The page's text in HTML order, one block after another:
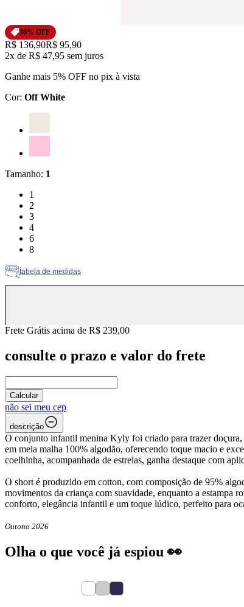
30% OFF
Original price:
R$ 136,90Price:
R$ 95,90
2x de R$ 47,95 sem juros
Ganhe mais 5% OFF no pix à vista
Cor: Off White
Tamanho: 1
Tamanho: 1
1
Tamanho: 2
2
Tamanho: 3
3
Tamanho: 4
4
Tamanho: 6
6
Tamanho: 8
8
tabela de medidas
Frete Grátis acima de R$ 239,00
consulte o prazo e valor do frete
Calcular
não sei meu cep
descrição
O conjunto infantil menina Kyly foi criado para trazer doçura,
em meia malha 100% algodão, oferecendo toque macio e
coelhinha, acompanhada de estrelas, ganha destaque com
O short é produzido em cotton, com composição de 95%
movimentos da criança com suavidade, enquanto a estampa
conforto, elegância infantil e um toque lúdico, perfeito para
Outono 2026
Olha o que você já espiou 👀